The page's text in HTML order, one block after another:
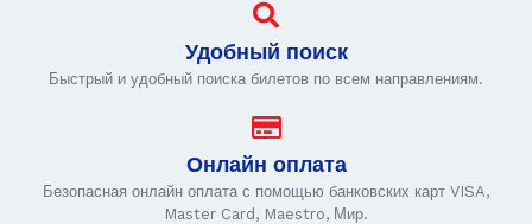
Удобный поиск
Быстрый и удобный поиска билетов по всем направлениям.
Онлайн оплата
Безопасная онлайн оплата с помощью банковских карт VISA,
Master Card, Maestro, Мир.